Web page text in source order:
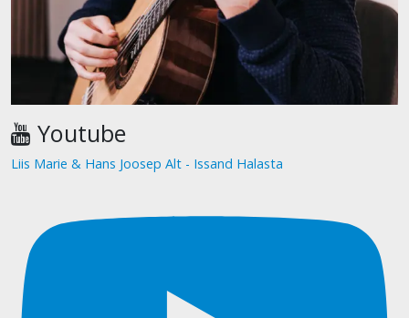
Youtube
Liis Marie & Hans Joosep Alt - Issand Halasta